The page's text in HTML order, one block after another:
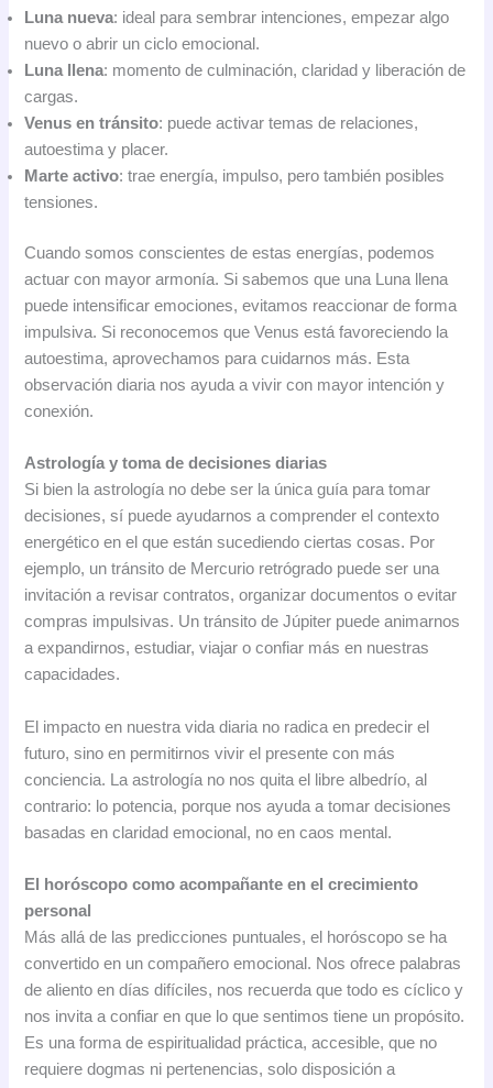
Luna nueva: ideal para sembrar intenciones, empezar algo
nuevo o abrir un ciclo emocional.
Luna llena: momento de culminación, claridad y liberación de
cargas.
Venus en tránsito: puede activar temas de relaciones,
autoestima y placer.
Marte activo: trae energía, impulso, pero también posibles
tensiones.
Cuando somos conscientes de estas energías, podemos
actuar con mayor armonía. Si sabemos que una Luna llena
puede intensificar emociones, evitamos reaccionar de forma
impulsiva. Si reconocemos que Venus está favoreciendo la
autoestima, aprovechamos para cuidarnos más. Esta
observación diaria nos ayuda a vivir con mayor intención y
conexión.
Astrología y toma de decisiones diarias
Si bien la astrología no debe ser la única guía para tomar
decisiones, sí puede ayudarnos a comprender el contexto
energético en el que están sucediendo ciertas cosas. Por
ejemplo, un tránsito de Mercurio retrógrado puede ser una
invitación a revisar contratos, organizar documentos o evitar
compras impulsivas. Un tránsito de Júpiter puede animarnos
a expandirnos, estudiar, viajar o confiar más en nuestras
capacidades.
El impacto en nuestra vida diaria no radica en predecir el
futuro, sino en permitirnos vivir el presente con más
conciencia. La astrología no nos quita el libre albedrío, al
contrario: lo potencia, porque nos ayuda a tomar decisiones
basadas en claridad emocional, no en caos mental.
El horóscopo como acompañante en el crecimiento
personal
Más allá de las predicciones puntuales, el horóscopo se ha
convertido en un compañero emocional. Nos ofrece palabras
de aliento en días difíciles, nos recuerda que todo es cíclico y
nos invita a confiar en que lo que sentimos tiene un propósito.
Es una forma de espiritualidad práctica, accesible, que no
requiere dogmas ni pertenencias, solo disposición a